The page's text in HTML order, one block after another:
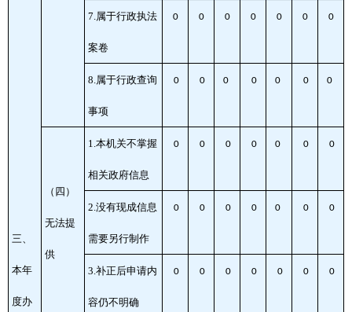
三、
本年
度办
7.属于行政执法
案卷
0 0 0 0 0 0 0
8.属于行政查询
事项
0 0 0 0 0 0 0
（四）
无法提
供
1.本机关不掌握
相关政府信息
0 0 0 0 0 0 0
2.没有现成信息
需要另行制作
0 0 0 0 0 0 0
3.补正后申请内
容仍不明确
0 0 0 0 0 0 0